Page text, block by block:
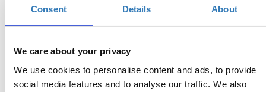
Consent Details About
We care about your privacy
We use cookies to personalise content and ads, to provide
social media features and to analyse our traffic. We also
Online
ON LINE
Η περίοδος εγγραφών έχει λήξει.